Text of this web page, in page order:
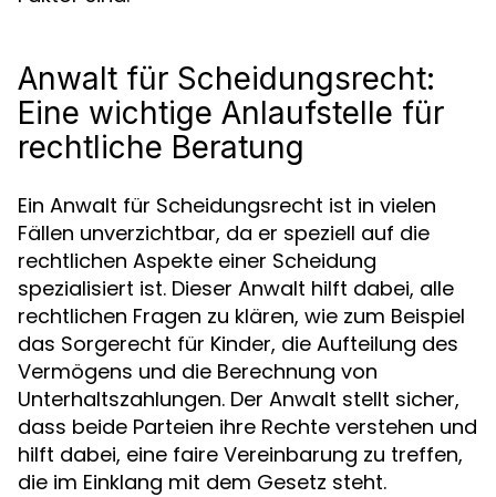
Anwalt für Scheidungsrecht:
Eine wichtige Anlaufstelle für
rechtliche Beratung
Ein Anwalt für Scheidungsrecht ist in vielen
Fällen unverzichtbar, da er speziell auf die
rechtlichen Aspekte einer Scheidung
spezialisiert ist. Dieser Anwalt hilft dabei, alle
rechtlichen Fragen zu klären, wie zum Beispiel
das Sorgerecht für Kinder, die Aufteilung des
Vermögens und die Berechnung von
Unterhaltszahlungen. Der Anwalt stellt sicher,
dass beide Parteien ihre Rechte verstehen und
hilft dabei, eine faire Vereinbarung zu treffen,
die im Einklang mit dem Gesetz steht.